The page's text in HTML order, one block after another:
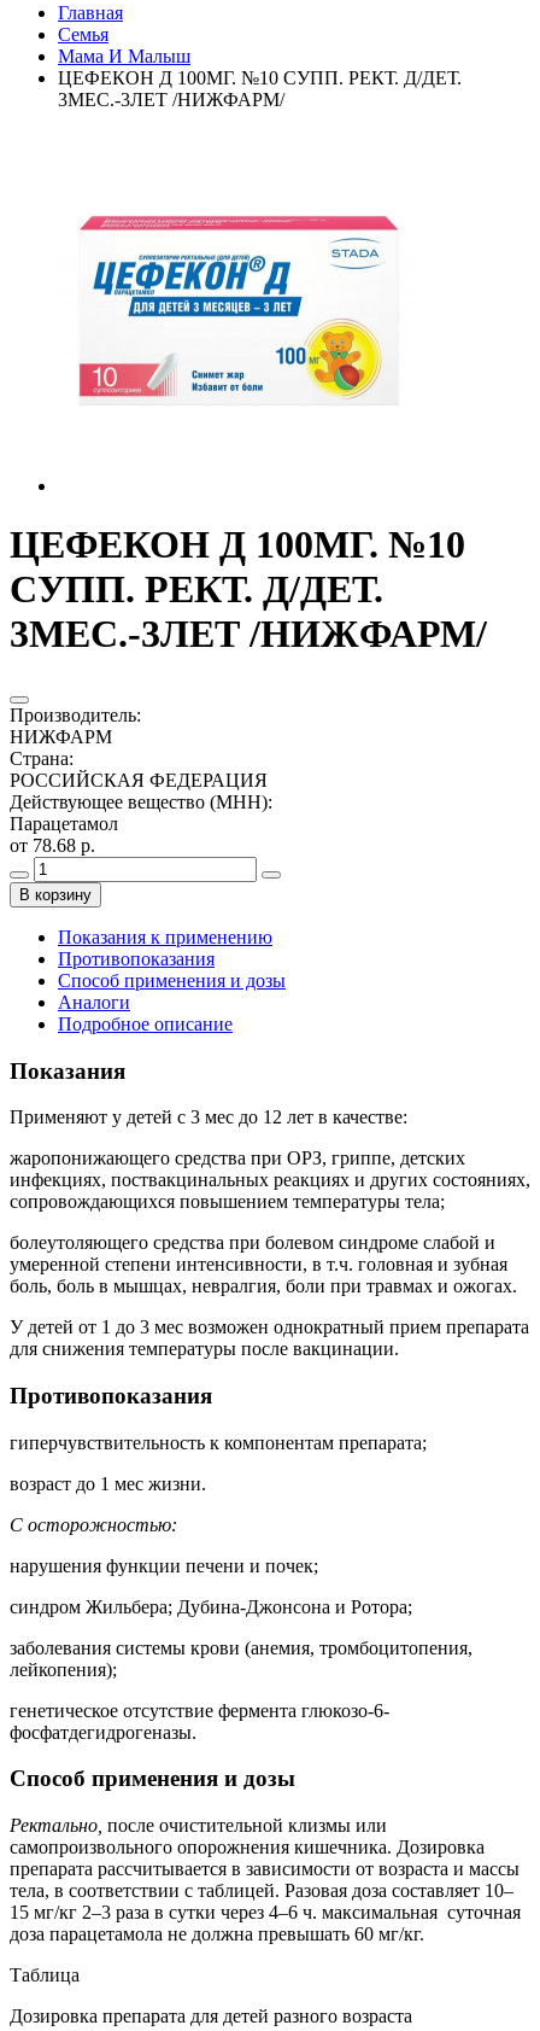
Главная
Семья
Мама И Малыш
ЦЕФЕКОН Д 100МГ. №10 СУПП. РЕКТ. Д/ДЕТ.
3МЕС.-3ЛЕТ /НИЖФАРМ/
ЦЕФЕКОН Д 100МГ. №10
СУПП. РЕКТ. Д/ДЕТ.
3МЕС.-3ЛЕТ /НИЖФАРМ/
Производитель:
НИЖФАРМ
Страна:
РОССИЙСКАЯ ФЕДЕРАЦИЯ
Действующее вещество (МНН):
Парацетамол
от 78.68 р.
В корзину
Показания к применению
Противопоказания
Способ применения и дозы
Аналоги
Подробное описание
Показания
Применяют у детей с 3 мес до 12 лет в качестве:
жаропонижающего средства при ОРЗ, гриппе, детских
инфекциях, поствакцинальных реакциях и других состояниях,
сопровождающихся повышением температуры тела;
болеутоляющего средства при болевом синдроме слабой и
умеренной степени интенсивности, в т.ч. головная и зубная
боль, боль в мышцах, невралгия, боли при травмах и ожогах.
У детей от 1 до 3 мес возможен однократный прием препарата
для снижения температуры после вакцинации.
Противопоказания
гиперчувствительность к компонентам препарата;
возраст до 1 мес жизни.
С осторожностью:
нарушения функции печени и почек;
синдром Жильбера; Дубина-Джонсона и Ротора;
заболевания системы крови (анемия, тромбоцитопения,
лейкопения);
генетическое отсутствие фермента глюкозо-6-
фосфатдегидрогеназы.
Способ применения и дозы
Ректально, после очистительной клизмы или
самопроизвольного опорожнения кишечника. Дозировка
препарата рассчитывается в зависимости от возраста и массы
тела, в соответствии с таблицей. Разовая доза составляет 10–
15 мг/кг 2–3 раза в сутки через 4–6 ч. максимальная суточная
доза парацетамола не должна превышать 60 мг/кг.
Таблица
Дозировка препарата для детей разного возраста